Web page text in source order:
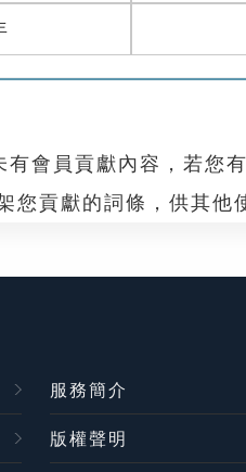
有會員貢獻內容，若您
您貢獻的詞條，供其他
服務簡介
版權聲明